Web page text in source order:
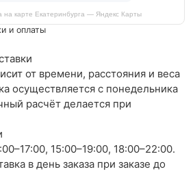
карте Екатеринбурга — Яндекс Карты
и оплаты
от времени, расстояния и веса
осуществляется с понедельника
расчёт делается при
15:00–19:00, 18:00–22:00.
в день заказа при заказе до